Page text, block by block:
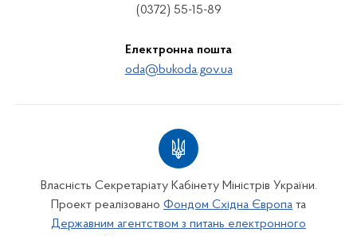
(0372) 55-15-89
Електронна пошта
oda@bukoda.gov.ua
Власність Секретаріату Кабінету Міністрів України.
Проект реалізовано Фондом Східна Європа та
Державним агентством з питань електронного